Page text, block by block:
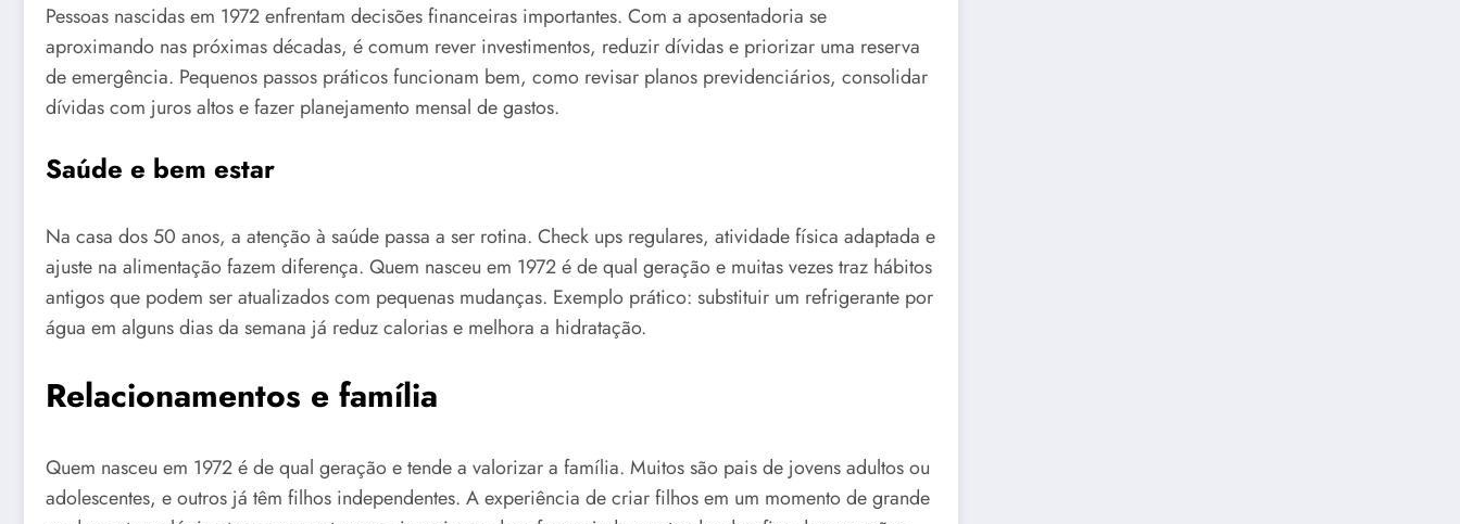
Pessoas nascidas em 1972 enfrentam decisões financeiras importantes. Com a aposentadoria se
aproximando nas próximas décadas, é comum rever investimentos, reduzir dívidas e priorizar uma reserva
de emergência. Pequenos passos práticos funcionam bem, como revisar planos previdenciários, consolidar
dívidas com juros altos e fazer planejamento mensal de gastos.
Saúde e bem estar
Na casa dos 50 anos, a atenção à saúde passa a ser rotina. Check ups regulares, atividade física adaptada e
ajuste na alimentação fazem diferença. Quem nasceu em 1972 é de qual geração e muitas vezes traz hábitos
antigos que podem ser atualizados com pequenas mudanças. Exemplo prático: substituir um refrigerante por
água em alguns dias da semana já reduz calorias e melhora a hidratação.
Relacionamentos e família
Quem nasceu em 1972 é de qual geração e tende a valorizar a família. Muitos são pais de jovens adultos ou
adolescentes, e outros já têm filhos independentes. A experiência de criar filhos em um momento de grande